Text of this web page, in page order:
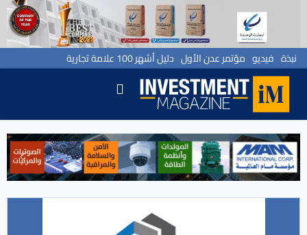
نبذة فيديو مؤتمر عدن الأول دليل أشهر 100 علامة تجارية